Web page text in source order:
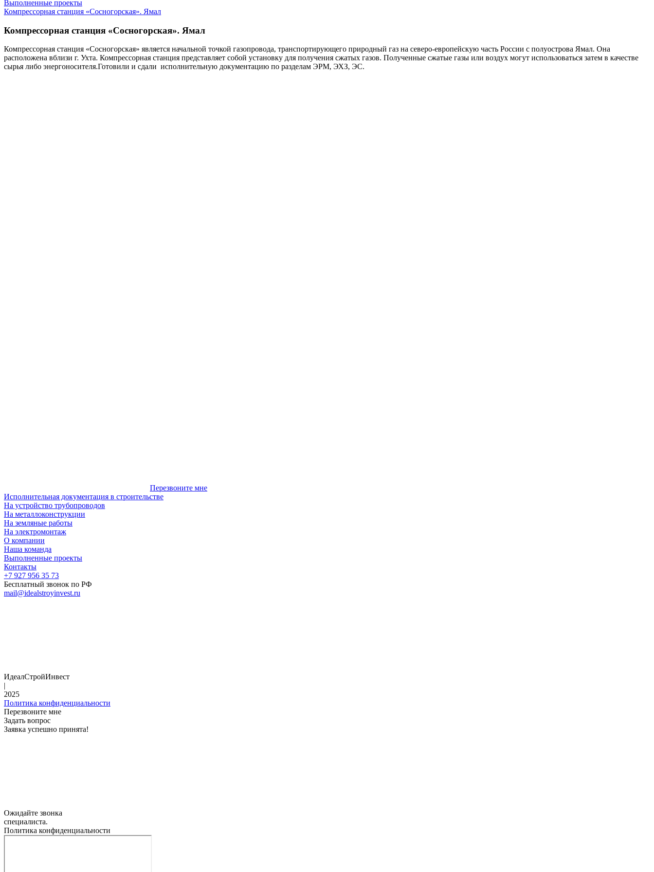
Выполненные проекты
Компрессорная станция «Сосногорская». Ямал
Компрессорная станция «Сосногорская». Ямал
Компрессорная станция «Сосногорская» является начальной точкой газопровода, транспортирующего природный газ на северо-европейскую часть России с полуострова Ямал. Она
расположена вблизи г. Ухта. Компрессорная станция представляет собой установку для получения сжатых газов. Полученные сжатые газы или воздух могут использоваться затем в качестве
сырья либо энергоносителя.Готовили и сдали исполнительную документацию по разделам ЭРМ, ЭХЗ, ЭС.
Перезвоните мне
Исполнительная документация в строительстве
На устройство трубопроводов
На металлоконструкции
На земляные работы
На электромонтаж
О компании
Наша команда
Выполненные проекты
Контакты
+7 927 956 35 73
Бесплатный звонок по РФ
mail@idealstroyinvest.ru
ИдеалСтройИнвест
|
2025
Политика конфиденциальности
Перезвоните мне
Задать вопрос
Заявка успешно принята!
Ожидайте звонка
специалиста.
Политика конфиденциальности